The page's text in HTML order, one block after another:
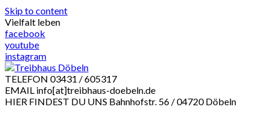
Skip to content
Vielfalt leben
facebook
youtube
instagram
TELEFON 03431 / 605317
EMAIL info[at]treibhaus-doebeln.de
HIER FINDEST DU UNS Bahnhofstr. 56 / 04720 Döbeln